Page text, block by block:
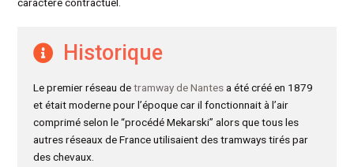
Historique
Le premier réseau detramway de Nantesa été créé en 1879
et était moderne pour l’époque car il fonctionnait à l’air
comprimé selon le “procédé Mekarski” alors que tous les
autres réseaux de France utilisaient des tramways tirés par
des chevaux.